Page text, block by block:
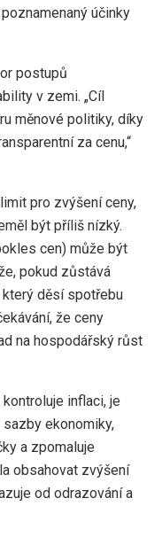
účinky
postupů
v zemi. „Cíl
měnové politiky, díky
za cenu,“
pro zvýšení ceny,
být příliš nízký.
cen) může být
pokud zůstává
který děsí spotřebu
že ceny
na hospodářský růst
inflaci, je
ekonomiky,
a zpomaluje
obsahovat zvýšení
od odrazování a